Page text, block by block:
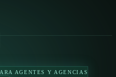
AGENTES Y AGENCIAS